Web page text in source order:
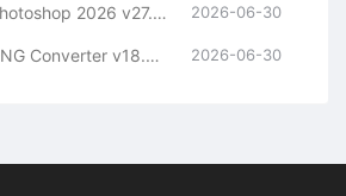
免费下载Adobe Photoshop 2026 v27.8.0.13 for win多国语言版正式中文最新PS软件激活一键安装包Ai智能修图设计师平面设计工具 2026-06-30
免费下载Adobe DNG Converter v18.4.0 for Mac多国语言中文版安装包图片RAW相机照片格式转换器Lrc数字负片PS插件软件工具 2026-06-30